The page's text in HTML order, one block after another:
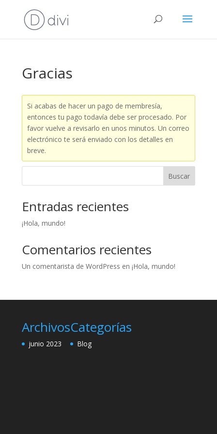
Gracias
Si acabas de hacer un pago de membresía,
entonces tu pago todavía debe ser procesado. Por
favor vuelve a revisarlo en unos minutos. Un correo
electrónico te será enviado con los detalles en
breve.
Buscar
Entradas recientes
¡Hola, mundo!
Comentarios recientes
Un comentarista de WordPress en ¡Hola, mundo!
Archivos
junio 2023
Categorías
Blog